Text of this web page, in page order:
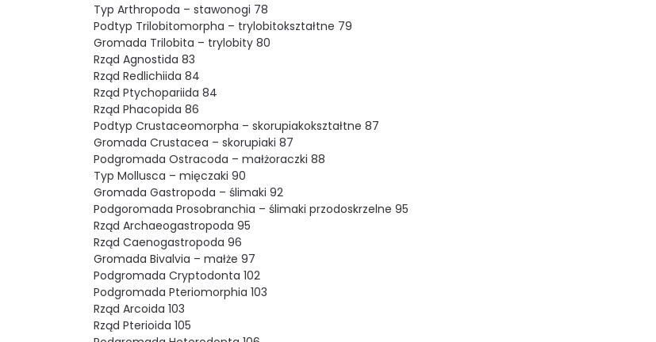
Typ Arthropoda – stawonogi 78
Podtyp Trilobitomorpha – trylobitokształtne 79
Gromada Trilobita – trylobity 80
Rząd Agnostida 83
Rząd Redlichiida 84
Rząd Ptychopariida 84
Rząd Phacopida 86
Podtyp Crustaceomorpha – skorupiakokształtne 87
Gromada Crustacea – skorupiaki 87
Podgromada Ostracoda – małżoraczki 88
Typ Mollusca – mięczaki 90
Gromada Gastropoda – ślimaki 92
Podgoromada Prosobranchia – ślimaki przodoskrzelne 95
Rząd Archaeogastropoda 95
Rząd Caenogastropoda 96
Gromada Bivalvia – małże 97
Podgromada Cryptodonta 102
Podgromada Pteriomorphia 103
Rząd Arcoida 103
Rząd Pterioida 105